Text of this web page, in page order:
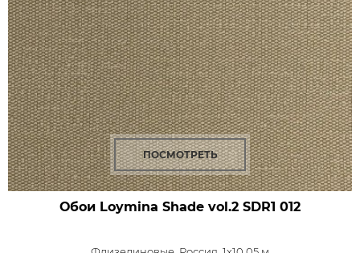
ПОСМОТРЕТЬ
Обои Loymina Shade vol.2 SDR1 012